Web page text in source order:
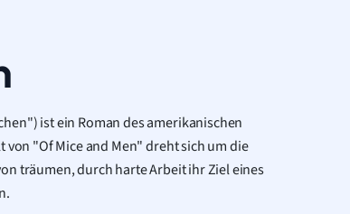
ist ein Roman des amerikanischen
von "Of Mice and Men" dreht sich um die
träumen, durch harte Arbeit ihr Ziel eines